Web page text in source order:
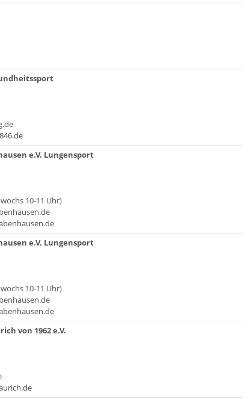
e.V. Lungensport
10-11 Uhr)
e.V. Lungensport
10-11 Uhr)
von 1962 e.V.